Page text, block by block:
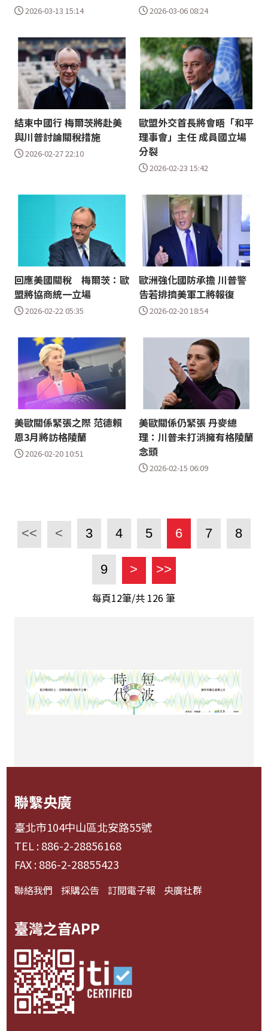
2026-03-13 15:14 2026-03-06 08:24
結束中國行 梅爾茨將赴美
與川普討論關稅措施
2026-02-27 22:10
歐盟外交首長將會晤「和平
理事會」主任 成員國立場
分裂
2026-02-23 15:42
回應美國關稅 梅爾茨：歐
盟將協商統一立場
2026-02-22 05:35
歐洲強化國防承擔 川普警
告若排擠美軍工將報復
2026-02-20 18:54
美歐關係緊張之際 范德賴
恩3月將訪格陵蘭
2026-02-20 10:51
美歐關係仍緊張 丹麥總
理：川普未打消擁有格陵蘭
念頭
2026-02-15 06:09
<< < 3 4 5 6 7 8
9 > >>
每頁12筆/共 126筆
聯繫央廣
臺北市104中山區北安路55號
TEL : 886-2-28856168
FAX : 886-2-28855423
聯絡我們 採購公告 訂閱電子報 央廣社群
臺灣之音APP